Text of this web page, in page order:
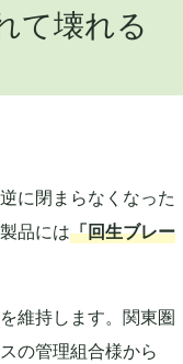
て壊れる
に閉まらなくなった
品には「回生ブレー
維持します。関東圏
の管理組合様から